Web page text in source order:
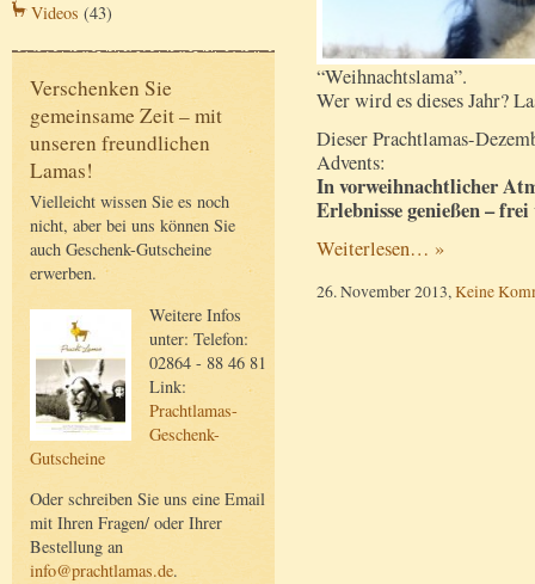
Videos (43)
Verschenken Sie
gemeinsame Zeit – mit
unseren freundlichen
Lamas!
Vielleicht wissen Sie es noch
nicht, aber bei uns können Sie
auch Geschenk-Gutscheine
erwerben.
Weitere Infos
unter: Telefon:
02864 - 88 46 81
Link:
Prachtlamas-
Geschenk-
Gutscheine
Oder schreiben Sie uns eine Email
mit Ihren Fragen/ oder Ihrer
Bestellung an
info@prachtlamas.de.
“Weihnachtslama”.
Wer wird es dieses Jahr?
Dieser Prachtlamas-
Advents:
In vorweihnachtlicher
Erlebnisse genießen –
Weiterlesen… »
26. November 2013,Keine